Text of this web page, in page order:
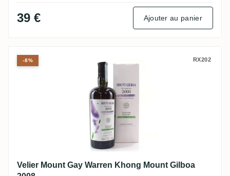
39 € Ajouter au panier
Velier Mount Gay Warren Khong Mount
RX202
Velier Mount Gay Warren Khong Mount Gilboa
-8%